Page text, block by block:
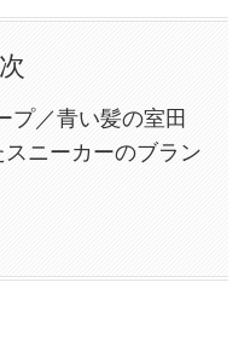
プ／青い髪の室田
ニーカーのブラン